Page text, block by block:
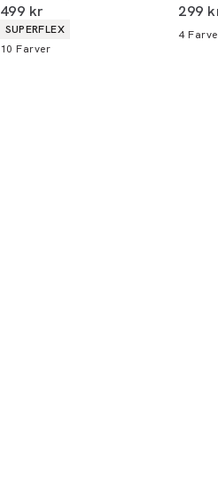
I alt (inkl. rabat)
499 kr
Produkt egenskaber
SUPERFLEX
10 Farver
I alt
299
4